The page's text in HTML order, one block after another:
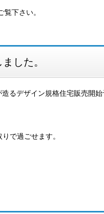
下さい。
した。
るデザイン規格住宅販売開始
で過ごせます。